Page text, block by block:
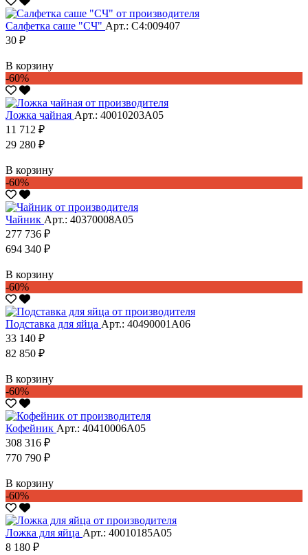
Салфетка саше "CЧ" Арт.: С4:009407
30 ₽
В корзину
-60%
Ложка чайная Арт.: 40010203А05
11 712 ₽
29 280 ₽
В корзину
-60%
Чайник Арт.: 40370008А05
277 736 ₽
694 340 ₽
В корзину
-60%
Подставка для яйца Арт.: 40490001А06
33 140 ₽
82 850 ₽
В корзину
-60%
Кофейник Арт.: 40410006А05
308 316 ₽
770 790 ₽
В корзину
-60%
Ложка для яйца Арт.: 40010185А05
8 180 ₽